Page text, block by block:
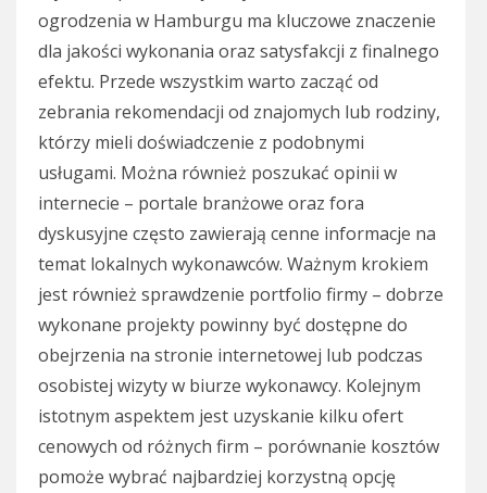
ogrodzenia w Hamburgu ma kluczowe znaczenie
dla jakości wykonania oraz satysfakcji z finalnego
efektu. Przede wszystkim warto zacząć od
zebrania rekomendacji od znajomych lub rodziny,
którzy mieli doświadczenie z podobnymi
usługami. Można również poszukać opinii w
internecie – portale branżowe oraz fora
dyskusyjne często zawierają cenne informacje na
temat lokalnych wykonawców. Ważnym krokiem
jest również sprawdzenie portfolio firmy – dobrze
wykonane projekty powinny być dostępne do
obejrzenia na stronie internetowej lub podczas
osobistej wizyty w biurze wykonawcy. Kolejnym
istotnym aspektem jest uzyskanie kilku ofert
cenowych od różnych firm – porównanie kosztów
pomoże wybrać najbardziej korzystną opcję